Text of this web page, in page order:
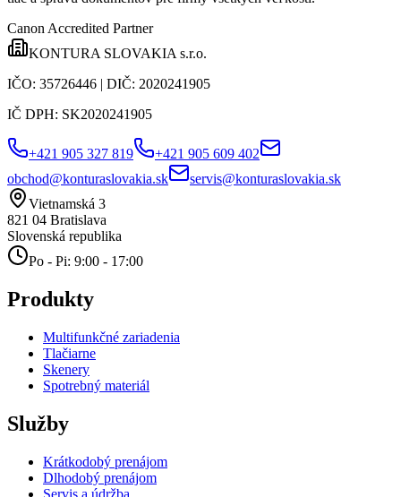
Canon Accredited Partner
KONTURA SLOVAKIA s.r.o.
IČO: 35726446 | DIČ: 2020241905
IČ DPH: SK2020241905
+421 905 327 819
+421 905 609 402
obchod@konturaslovakia.sk
servis@konturaslovakia.sk
Vietnamská 3
821 04 Bratislava
Slovenská republika
Po - Pi: 9:00 - 17:00
Produkty
Multifunkčné zariadenia
Tlačiarne
Skenery
Spotrebný materiál
Služby
Krátkodobý prenájom
Dlhodobý prenájom
Servis a údržba